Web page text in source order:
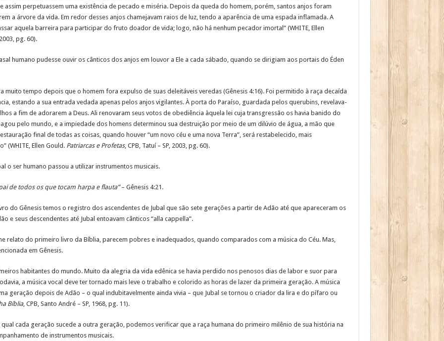
assim perpetuassem uma existência de pecado e miséria. Depois da queda do homem, porém, santos anjos foram
a árvore da vida. Em redor desses anjos chamejavam raios de luz, tendo a aparência de uma espada inflamada. A
aquela barreira para participar do fruto doador de vida; logo, não há nenhum pecador imortal” (WHITE, Ellen
pg. 60).
humano pudesse ouvir os cânticos dos anjos em louvor a Ele a cada sábado, quando se dirigiam aos portais do Éden
muito tempo depois que o homem fora expulso de suas deleitáveis veredas (Gênesis 4:16). Foi permitido à raça decaída
estando a sua entrada vedada apenas pelos anjos vigilantes. À porta do Paraíso, guardada pelos querubins, revelava-
a fim de adorarem a Deus. Ali renovaram seus votos de obediência àquela lei cuja transgressão os havia banido do
pelo mundo, e a impiedade dos homens determinou sua destruição por meio de um dilúvio de água, a mão que
final de todas as coisas, quando houver “um novo céu e uma nova Terra”, será restabelecido, mais
(WHITE, Ellen Gould. Patriarcas e Profetas, CPB, Tatuí – SP, 2003, pg. 60).
o ser humano passou a utilizar instrumentos musicais.
de todos os que tocam harpa e flauta”– Gênesis 4:21.
do Gênesis temos o registro dos ascendentes de Jubal que são sete gerações a partir de Adão até que apareceram os
e seus descendentes até Jubal entoavam cânticos “alla cappella”.
relato do primeiro livro da Bíblia, parecem pobres e inadequados, quando comparados com a música do Céu. Mas,
em Gênesis.
habitantes do mundo. Muito da alegria da vida edênica se havia perdido nos penosos dias de labor e suor para
a música vocal deve ter tornado mais leve o trabalho e colorido as horas de lazer da primeira geração. A música
geração depois de Adão – o qual indubitavelmente ainda vivia – que Jubal se tornou o criador da lira e do pífaro ou
Bíblia, CPB, Santo André – SP, 1968, pg. 11).
cada geração sucede a outra geração, podemos verificar que a raça humana do primeiro milênio de sua história na
de instrumentos musicais.